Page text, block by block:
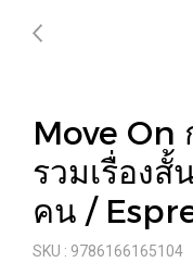
Move On
รวมเรื่อง
คน /
SKU : 9786166165104